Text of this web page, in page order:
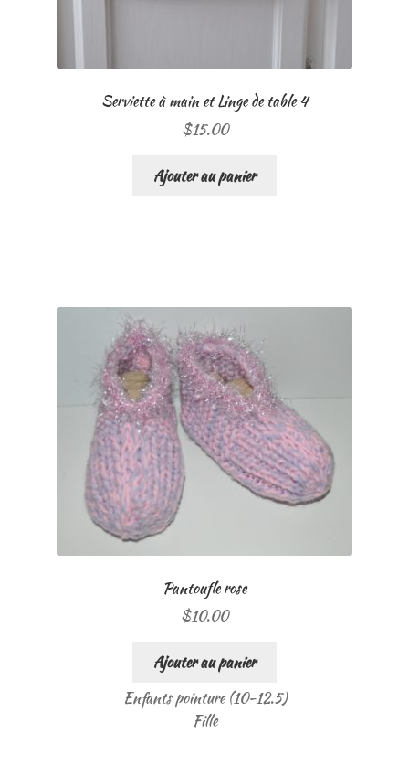
Serviette à main et Linge de table 4
$15.00
Ajouter au panier
Pantoufle rose
$10.00
Ajouter au panier
Enfants pointure (10-12.5)
Fille